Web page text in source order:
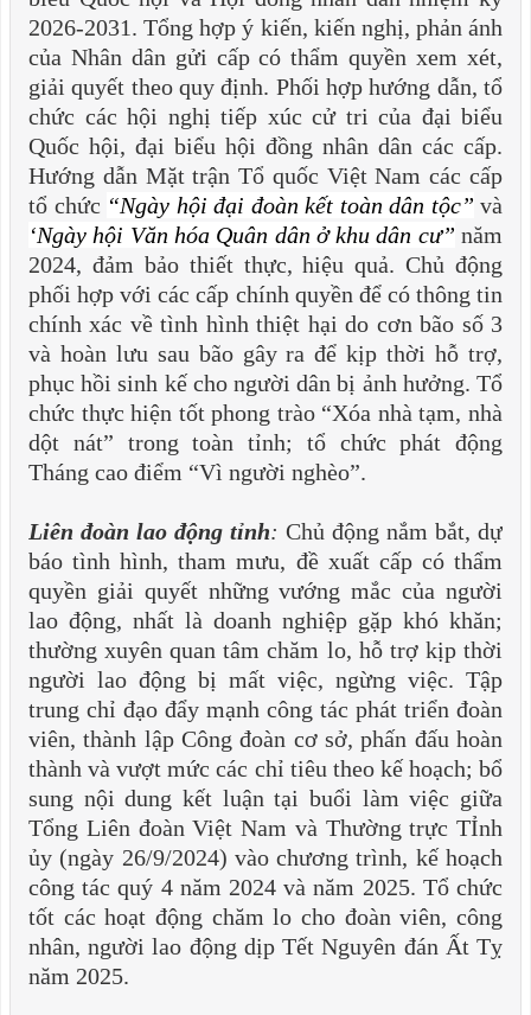
2026-2031. Tổng hợp ý kiến, kiến nghị, phản ánh
của Nhân dân gửi cấp có thẩm quyền xem xét,
giải quyết theo quy định. Phối hợp hướng dẫn, tổ
chức các hội nghị tiếp xúc cử tri của đại biểu
Quốc hội, đại biểu hội đồng nhân dân các cấp.
Hướng dẫn Mặt trận Tổ quốc Việt Nam các cấp
tổ chức “Ngày hội đại đoàn kết toàn dân tộc” và
‘Ngày hội Văn hóa Quân dân ở khu dân cư” năm
2024, đảm bảo thiết thực, hiệu quả. Chủ động
phối hợp với các cấp chính quyền để có thông tin
chính xác về tình hình thiệt hại do cơn bão số 3
và hoàn lưu sau bão gây ra để kịp thời hỗ trợ,
phục hồi sinh kế cho người dân bị ảnh hưởng. Tổ
chức thực hiện tốt phong trào “Xóa nhà tạm, nhà
dột nát” trong toàn tỉnh; tổ chức phát động
Tháng cao điểm “Vì người nghèo”.
Liên đoàn lao động tỉnh: Chủ động nắm bắt, dự
báo tình hình, tham mưu, đề xuất cấp có thẩm
quyền giải quyết những vướng mắc của người
lao động, nhất là doanh nghiệp gặp khó khăn;
thường xuyên quan tâm chăm lo, hỗ trợ kịp thời
người lao động bị mất việc, ngừng việc. Tập
trung chỉ đạo đẩy mạnh công tác phát triển đoàn
viên, thành lập Công đoàn cơ sở, phấn đấu hoàn
thành và vượt mức các chỉ tiêu theo kế hoạch; bổ
sung nội dung kết luận tại buổi làm việc giữa
Tổng Liên đoàn Việt Nam và Thường trực TỈnh
ủy (ngày 26/9/2024) vào chương trình, kế hoạch
công tác quý 4 năm 2024 và năm 2025. Tổ chức
tốt các hoạt động chăm lo cho đoàn viên, công
nhân, người lao động dịp Tết Nguyên đán Ất Tỵ
năm 2025.